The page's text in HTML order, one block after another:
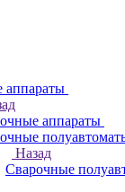
аппараты
аппараты
Назад
Сварочные